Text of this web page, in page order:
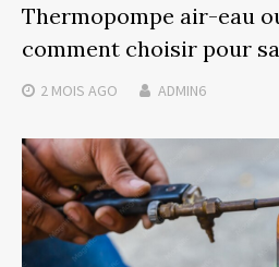
Thermopompe air-eau
comment choisir pour
2 MOIS AGO ADMIN6